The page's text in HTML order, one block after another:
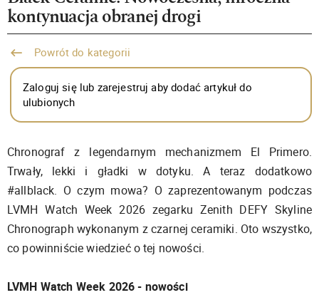
kontynuacja obranej drogi
Powrót do kategorii
Zaloguj się lub zarejestruj aby dodać artykuł do
ulubionych
Chronograf z legendarnym mechanizmem El Primero.
Trwały, lekki i gładki w dotyku. A teraz dodatkowo
#allblack. O czym mowa? O zaprezentowanym podczas
LVMH Watch Week 2026 zegarku Zenith DEFY Skyline
Chronograph wykonanym z czarnej ceramiki. Oto wszystko,
co powinniście wiedzieć o tej nowości.
LVMH Watch Week 2026 - nowości